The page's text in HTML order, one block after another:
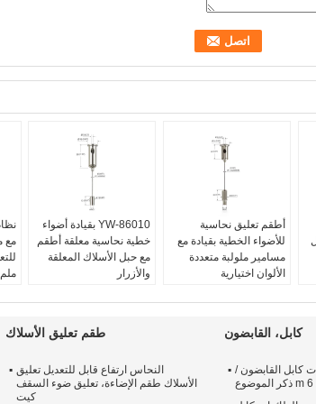
مع
ملم
YW-86010 بقيادة أضواء
خطية نحاسية معلقة أطقم
مع حبل الأسلاك المعلقة
والأزرار
معلقة من النحاس الأصفر
قابض السقف:
16 * 28
مادة:نحاس
عشيق:7 * 13 ملم
أطقم تعليق نحاسية
للأضواء الخطية بقيادة مع
مسامير ملولبة متعددة
الألوان اختيارية
معلقة من النحاس الأصفر
قابض السقف:
مادة:نحاس
عشيق:8 * 20 مم
كابل، القابضون
كابل القابضون /
طقم تعليق الأسلاك
النحاس ارتفاع قابل للتعديل تعليق
الأسلاك طقم الإضاءة، تعليق ضوء السقف
كيت